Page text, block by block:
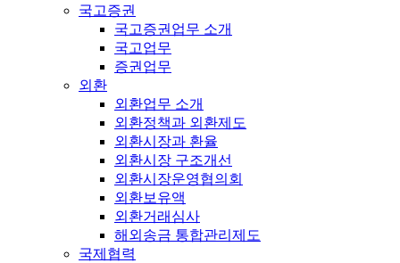
국고증권
국고증권업무 소개
국고업무
증권업무
외환
외환업무 소개
외환정책과 외환제도
외환시장과 환율
외환시장 구조개선
외환시장운영협의회
외환보유액
외환거래심사
해외송금 통합관리제도
국제협력